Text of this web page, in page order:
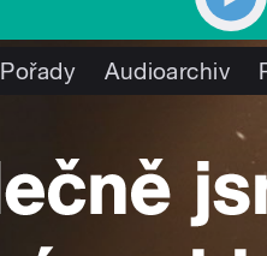
Pořady Audioarchiv